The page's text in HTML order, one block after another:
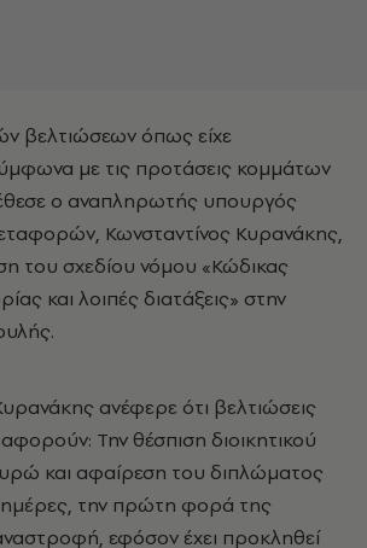
βελτιώσεων όπως είχε
με τις προτάσεις κομμάτων
ο αναπληρωτής υπουργός
Κωνσταντίνος Κυρανάκης,
του σχεδίου νόμου «Κώδικας
και λοιπές διατάξεις» στην
ανέφερε ότι βελτιώσεις
Την θέσπιση διοικητικού
και αφαίρεση του διπλώματος
ημέρες, την πρώτη φορά της
εφόσον έχει προκληθεί